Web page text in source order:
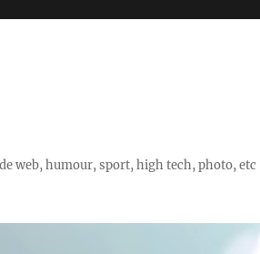
web, humour, sport, high tech, photo, etc